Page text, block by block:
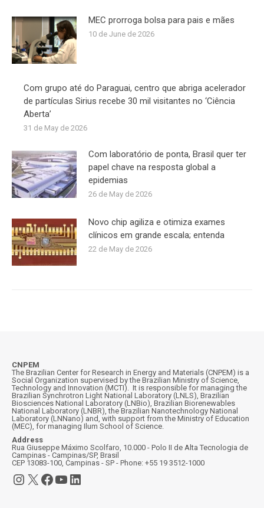
MEC prorroga bolsa para pais e mães
10 de June de 2026
Com grupo até do Paraguai, centro que abriga acelerador
de partículas Sirius recebe 30 mil visitantes no ‘Ciência
Aberta’
31 de May de 2026
Com laboratório de ponta, Brasil quer ter
papel chave na resposta global a
epidemias
26 de May de 2026
Novo chip agiliza e otimiza exames
clínicos em grande escala; entenda
22 de May de 2026
CNPEM
The Brazilian Center for Research in Energy and Materials (CNPEM) is a
Social Organization supervised by the Brazilian Ministry of Science,
Technology and Innovation (MCTI). It is responsible for managing the
Brazilian Synchrotron Light National Laboratory (LNLS), Brazilian
Biosciences National Laboratory (LNBio), Brazilian Biorenewables
National Laboratory (LNBR), the Brazilian Nanotechnology National
Laboratory (LNNano) and, with support from the Ministry of Education
(MEC), for managing Ilum School of Science.
Address
Rua Giuseppe Máximo Scolfaro, 10.000 - Polo II de Alta Tecnologia de
Campinas - Campinas/SP, Brasil
CEP 13083-100, Campinas - SP - Phone: +55 19 3512-1000
Instagram
X Facebook
YouTube
LinkedIn